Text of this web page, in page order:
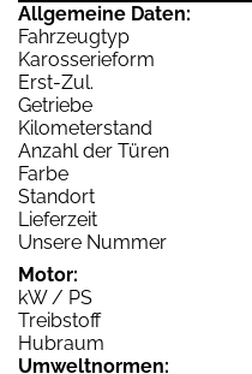
Allgemeine Daten:
Fahrzeugtyp
Karosserieform
Erst-Zul.
Getriebe
Kilometerstand
Anzahl der Türen
Farbe
Standort
Lieferzeit
Unsere Nummer
Motor:
kW / PS
Treibstoff
Hubraum
Umweltnormen: